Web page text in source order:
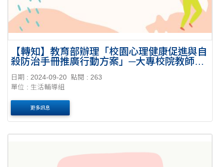
【轉知】教育部辦理「校園心理健康促進與自
殺防治手冊推廣行動方案」─大專校院教師線
日期 : 2024-09-20 點閱 : 263
單位 : 生活輔導組
更多訊息